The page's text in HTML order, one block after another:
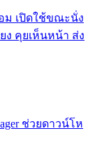
ม เปิดใช้ขณะนั่ง
ง คุยเห็นหน้า ส่ง
ช่วยดาวน์โห